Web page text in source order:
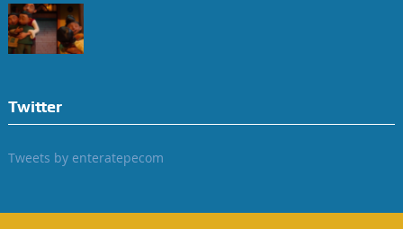
Twitter
Tweets by enteratepecom